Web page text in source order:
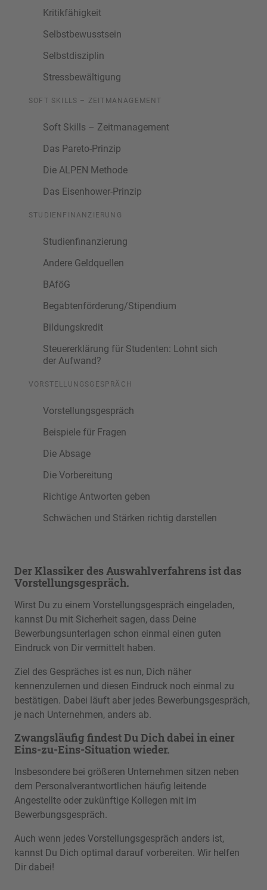
Kritikfähigkeit
Selbstbewusstsein
Selbstdisziplin
Stressbewältigung
SOFT SKILLS – ZEITMANAGEMENT
Soft Skills – Zeitmanagement
Das Pareto-Prinzip
Die ALPEN Methode
Das Eisenhower-Prinzip
STUDIENFINANZIERUNG
Studienfinanzierung
Andere Geldquellen
BAföG
Begabtenförderung/Stipendium
Bildungskredit
Steuererklärung für Studenten: Lohnt sich
der Aufwand?
VORSTELLUNGSGESPRÄCH
Vorstellungsgespräch
Beispiele für Fragen
Die Absage
Die Vorbereitung
Richtige Antworten geben
Schwächen und Stärken richtig darstellen
Der Klassiker des Auswahlverfahrens ist das
Vorstellungsgespräch.
Wirst Du zu einem Vorstellungsgespräch eingeladen,
kannst Du mit Sicherheit sagen, dass Deine
Bewerbungsunterlagen schon einmal einen guten
Eindruck von Dir vermittelt haben.
Ziel des Gespräches ist es nun, Dich näher
kennenzulernen und diesen Eindruck noch einmal zu
bestätigen. Dabei läuft aber jedes Bewerbungsgespräch,
je nach Unternehmen, anders ab.
Zwangsläufig findest Du Dich dabei in einer
Eins-zu-Eins-Situation wieder.
Insbesondere bei größeren Unternehmen sitzen neben
dem Personalverantwortlichen häufig leitende
Angestellte oder zukünftige Kollegen mit im
Bewerbungsgespräch.
Auch wenn jedes Vorstellungsgespräch anders ist,
kannst Du Dich optimal darauf vorbereiten. Wir helfen
Dir dabei!